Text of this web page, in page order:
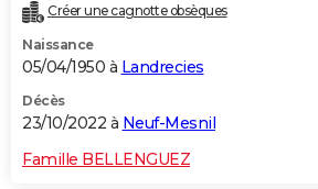
Créer une cagnotte obsèques
Naissance
05/04/1950 à Landrecies
Décès
23/10/2022 à Neuf-Mesnil
Famille BELLENGUEZ